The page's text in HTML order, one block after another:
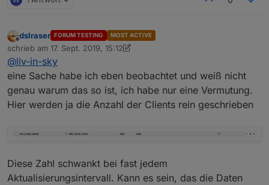
Offline
dslraser FORUM TESTING MOST ACTIVE
schrieb am 17. Sept. 2019, 15:12
zuletzt editiert von dslraser
@liv-in-sky
eine Sache habe ich eben beobachtet und weiß nicht
genau warum das so ist, ich habe nur eine Vermutung.
Hier werden ja die Anzahl der Clients rein geschrieben
Diese Zahl schwankt bei fast jedem
Aktualisierungsintervall. Kann es sein, das die Daten